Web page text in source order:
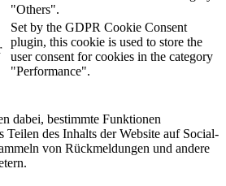
"Others".
Set by the GDPR Cookie Consent
plugin, this cookie is used to store the
user consent for cookies in the category
"Performance".
dabei, bestimmte Funktionen
Teilen des Inhalts der Website auf Social-
von Rückmeldungen und andere